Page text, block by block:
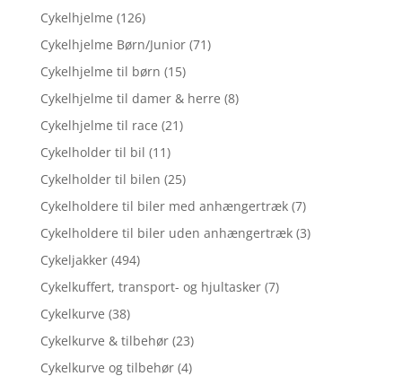
Cykelhjelme (126)
Cykelhjelme Børn/Junior (71)
Cykelhjelme til børn (15)
Cykelhjelme til damer & herre (8)
Cykelhjelme til race (21)
Cykelholder til bil (11)
Cykelholder til bilen (25)
Cykelholdere til biler med anhængertræk (7)
Cykelholdere til biler uden anhængertræk (3)
Cykeljakker (494)
Cykelkuffert, transport- og hjultasker (7)
Cykelkurve (38)
Cykelkurve & tilbehør (23)
Cykelkurve og tilbehør (4)